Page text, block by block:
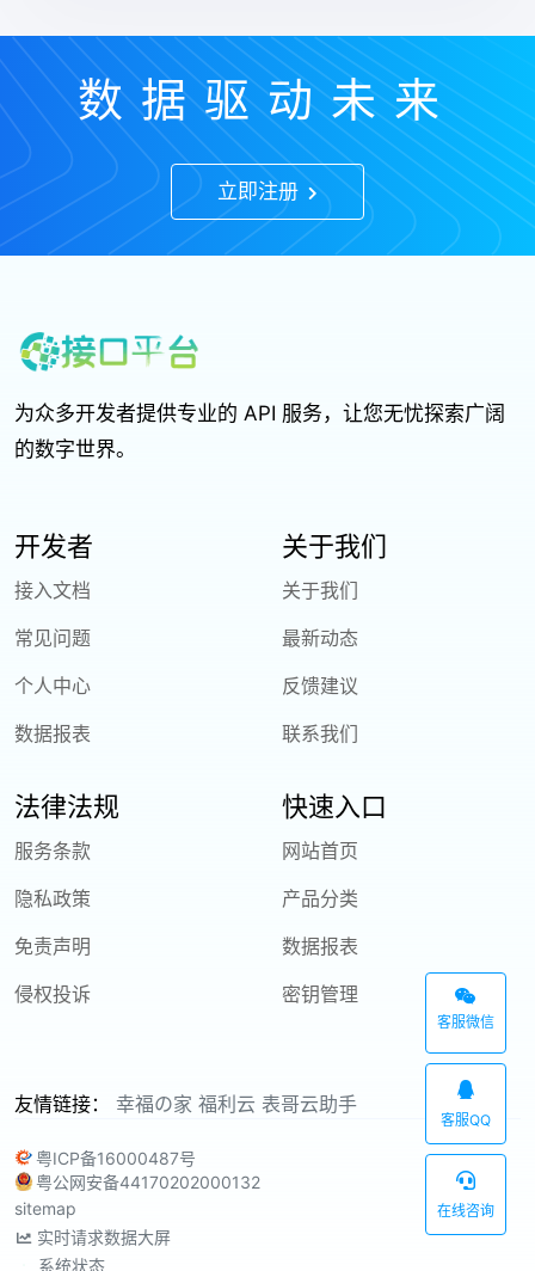
数据驱动未来
立即注册
为众多开发者提供专业的 API 服务，让您无忧探索广阔
的数字世界。
开发者
接入文档
常见问题
个人中心
数据报表
关于我们
关于我们
最新动态
反馈建议
联系我们
法律法规
服务条款
隐私政策
免责声明
侵权投诉
快速入口
网站首页
产品分类
数据报表
密钥管理
友情链接： 幸福の家 福利云 表哥云助手
粤ICP备16000487号
粤公网安备44170202000132
sitemap
实时请求数据大屏
系统状态
客服微信
客服QQ
在线咨询